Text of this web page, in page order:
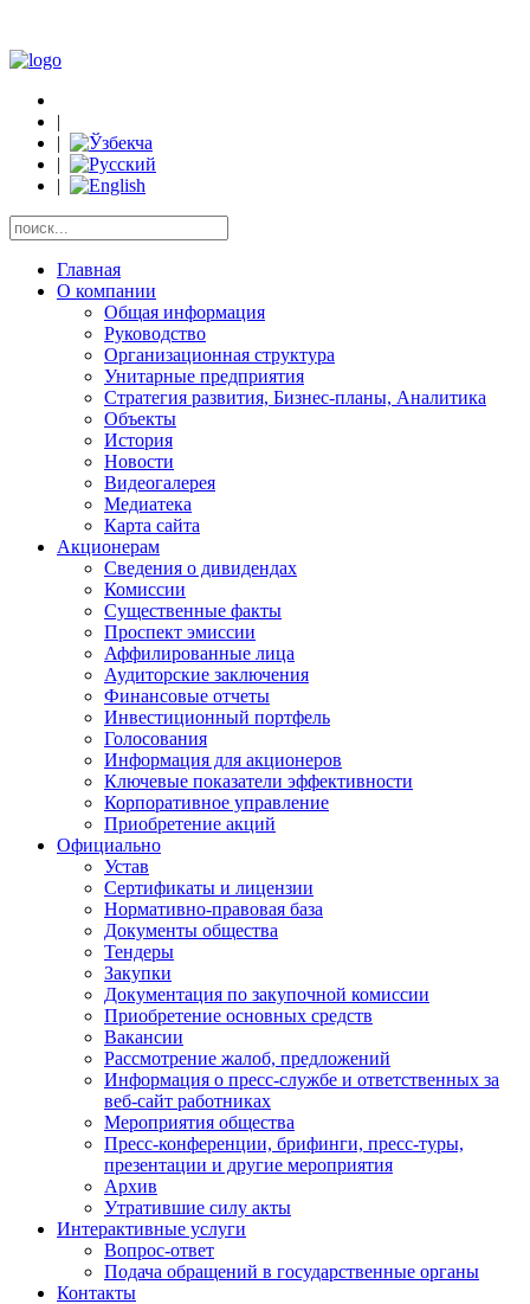
|
|
|
|
Главная
О компании
Общая информация
Руководство
Организационная структура
Унитарные предприятия
Стратегия развития, Бизнес-планы, Аналитика
Объекты
История
Новости
Видеогалерея
Медиатека
Карта сайта
Акционерам
Сведения о дивидендах
Комиссии
Существенные факты
Проспект эмиссии
Аффилированные лица
Аудиторские заключения
Финансовые отчеты
Инвестиционный портфель
Голосования
Информация для акционеров
Ключевые показатели эффективности
Корпоративное управление
Приобретение акций
Официально
Устав
Сертификаты и лицензии
Нормативно-правовая база
Документы общества
Тендеры
Закупки
Документация по закупочной комиссии
Приобретение основных средств
Вакансии
Рассмотрение жалоб, предложений
Информация о пресс-службе и ответственных за
веб-сайт работниках
Мероприятия общества
Пресс-конференции, брифинги, пресс-туры,
презентации и другие мероприятия
Архив
Утратившие силу акты
Интерактивные услуги
Вопрос-ответ
Подача обращений в государственные органы
Контакты